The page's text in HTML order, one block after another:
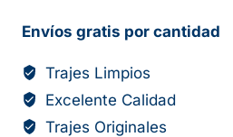
Envíos gratis por cantidad
Trajes Limpios
Excelente Calidad
Trajes Originales